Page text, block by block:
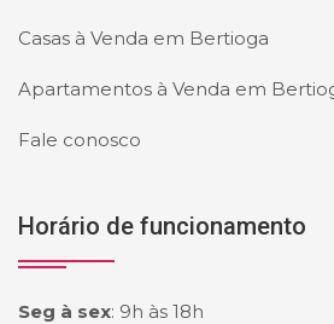
Casas à Venda em Bertioga
Apartamentos à Venda em
Fale conosco
Horário de funcionamento
Seg à sex: 9h às 18h